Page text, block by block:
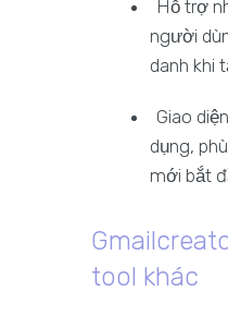
Hỗ trợ
người
danh khi
Giao
dụng,
mới bắt
tool khác